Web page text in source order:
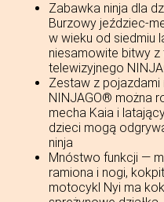
Zabawka ninja dla
Burzowy jeździec-
w wieku od siedmiu
niesamowite bitwy
telewizyjnego
Zestaw z pojazdami
NINJAGO® można
mecha Kaia i
dzieci mogą
ninja
Mnóstwo funkcji —
ramiona i nogi,
motocykl Nyi ma